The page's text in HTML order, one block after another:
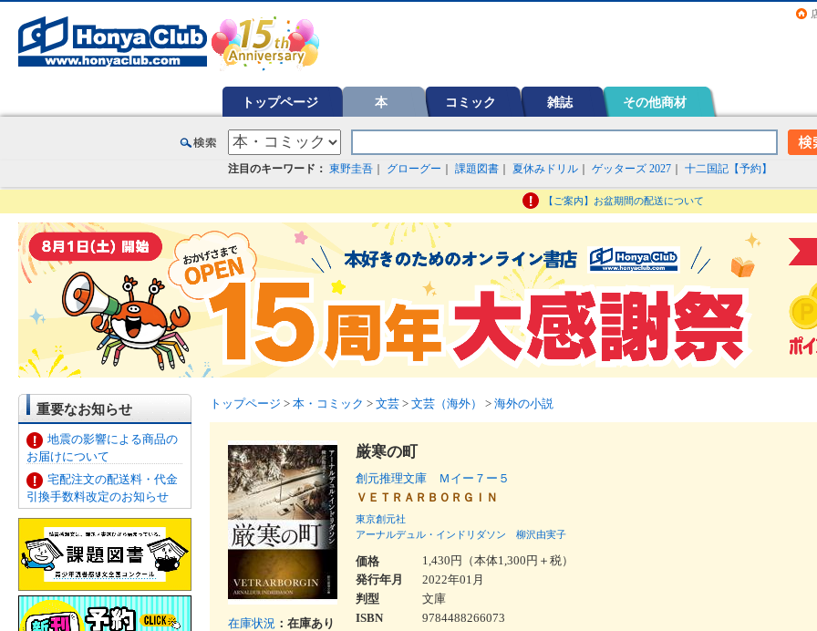
トップページ 本 コミック 雑誌 その他商材
注目のキーワード： 東野圭吾 グローグー 課題図書 夏休みドリル ゲッターズ 2027 十二国記【予約】
【ご案内】お盆期間の配送について
重要なお知らせ
地震の影響による商品の
お届けについて
宅配注文の配送料・代金
引換手数料改定のお知らせ
トップページ > 本・コミック > 文芸 > 文芸（海外） > 海外の小説
在庫状況 ：在庫あり
厳寒の町
創元推理文庫 Ｍイー７ー５
ＶＥＴＲＡＲＢＯＲＧＩＮ
東京創元社
アーナルデュル・インドリダソン
柳沢由実子
価格
1,430円（本体1,300円＋税）
発行年月
2022年01月
判型
文庫
ISBN
9784488266073